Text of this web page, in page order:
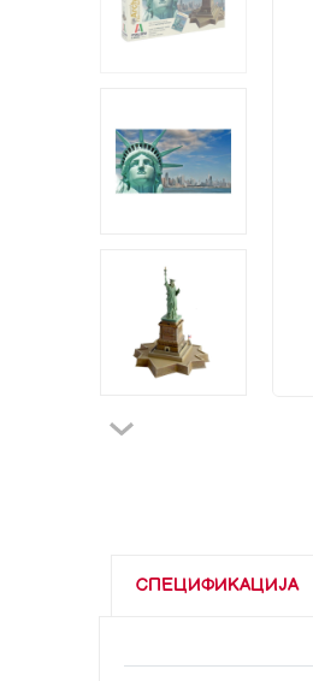
СПЕЦИФИКАЦИЈА